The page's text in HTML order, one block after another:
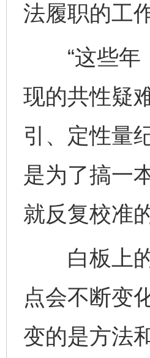
法履职的工
“这些年，
现的共性疑
引、定性量
是为了搞一
就反复校准
白板上的
点会不断变
变的是方法